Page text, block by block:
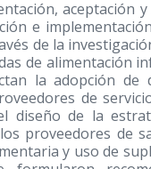
aceptación
e
de la
de alimentación
la adopción de
de
diseño de la
proveedores de
y uso de